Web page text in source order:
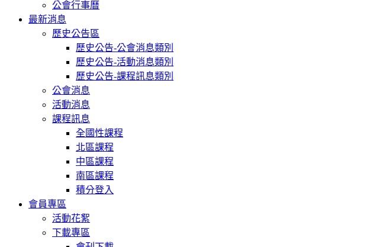
公會行事曆
最新消息
歷史公告區
歷史公告-公會消息類別
歷史公告-活動消息類別
歷史公告-課程訊息類別
公會消息
活動消息
課程訊息
全國性課程
北區課程
中區課程
南區課程
積分登入
會員專區
活動花絮
下載專區